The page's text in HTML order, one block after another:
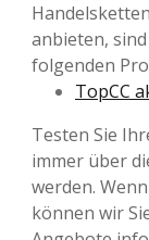
anbieten, sind
folgenden
TopCC
Testen Sie
immer über
werden.
können wir